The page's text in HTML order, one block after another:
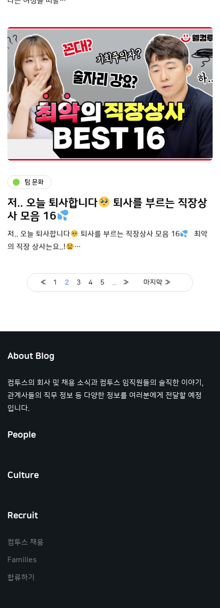
팀 문화
저.. 오늘 퇴사합니다
퇴사를 부르는 직장상
사 모음 16
저.. 오늘 퇴사합니다 퇴사를 부르는 직장상사 모음 16
최악
의 직장 상사는요..!
…
« 1 2 3 4 5 ... » 마지막 »
About Blog
컴투스의 회사 및 채용 소식과 컴투스 임직원들의 솔직한 이야기,
관계사들의 직무 정보 등 다양한 정보를 여러분에게 전달할 예정
입니다.
People
Culture
Recruit
컴투스 채용
Families
합류하기